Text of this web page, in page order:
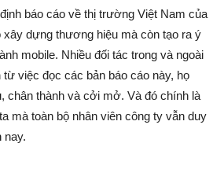
báo cáo về thị trường Việt Nam của
xây dựng thương hiệu mà còn tạo ra ý
mobile. Nhiều đối tác trong và ngoài
việc đọc các bản báo cáo này, họ
chân thành và cởi mở. Và đó chính là
mà toàn bộ nhân viên công ty vẫn duy
nay.